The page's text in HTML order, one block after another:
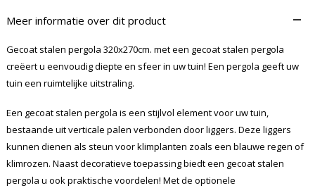
Meer informatie over dit product –
Gecoat stalen pergola 320x270cm. met een gecoat stalen pergola
creëert u eenvoudig diepte en sfeer in uw tuin! Een pergola geeft uw
tuin een ruimtelijke uitstraling.
Een gecoat stalen pergola is een stijlvol element voor uw tuin,
bestaande uit verticale palen verbonden door liggers. Deze liggers
kunnen dienen als steun voor klimplanten zoals een blauwe regen of
klimrozen. Naast decoratieve toepassing biedt een gecoat stalen
pergola u ook praktische voordelen! Met de optionele